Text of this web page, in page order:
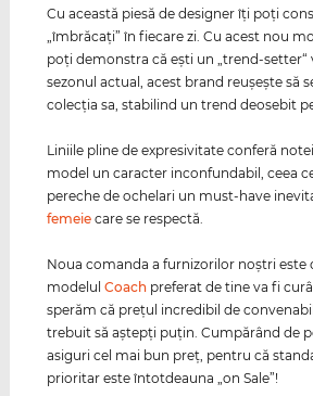
Cu această piesă de designer îţi poţi
„îmbrăcaţi” în fiecare zi. Cu acest nou
poţi demonstra că eşti un „trend-setter“
sezonul actual, acest brand reuşeşte să
colecţia sa, stabilind un trend deosebit
Liniile pline de expresivitate conferă
model un caracter inconfundabil, ceea
pereche de ochelari un must-have
femeie care se respectă.
Noua comanda a furnizorilor noştri este
modelulCoach preferat de tine va fi
sperăm că preţul incredibil de
trebuit să aştepţi puţin. Cumpărând de
asiguri cel mai bun preţ, pentru că
prioritar este întotdeauna „on Sale”!